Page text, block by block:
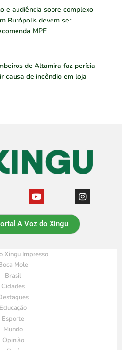
e audiência sobre complexo
Rurópolis devem ser
MPF
de Altamira faz perícia
causa de incêndio em loja
A Voz do Xingu
Xingu Impresso
Mole
Brasil
Cidades
Educação
Esporte
Mundo
Opinião